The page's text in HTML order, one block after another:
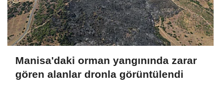
Manisa'daki orman yangınında zarar
gören alanlar dronla görüntülendi